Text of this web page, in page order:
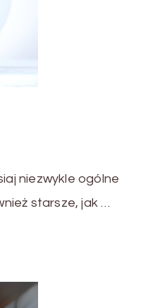
niezwykle ogólne
starsze, jak …